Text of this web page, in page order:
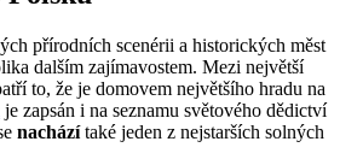
přírodních scenérii a historických měst
dalším zajímavostem. Mezi největší
to, že je domovem největšího hradu na
je zapsán i na seznamu světového dědictví
nacházítaké jeden z nejstarších solných